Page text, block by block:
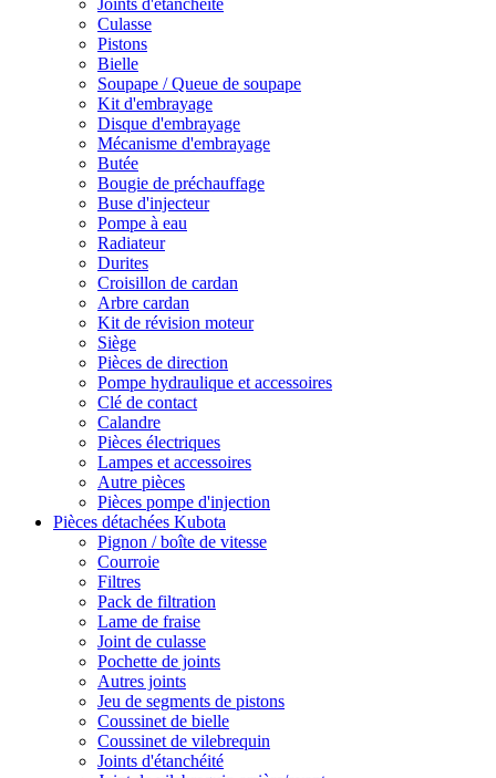
Joints d'étanchéité
Culasse
Pistons
Bielle
Soupape / Queue de soupape
Kit d'embrayage
Disque d'embrayage
Mécanisme d'embrayage
Butée
Bougie de préchauffage
Buse d'injecteur
Pompe à eau
Radiateur
Durites
Croisillon de cardan
Arbre cardan
Kit de révision moteur
Siège
Pièces de direction
Pompe hydraulique et accessoires
Clé de contact
Calandre
Pièces électriques
Lampes et accessoires
Autre pièces
Pièces pompe d'injection
Pièces détachées Kubota
Pignon / boîte de vitesse
Courroie
Filtres
Pack de filtration
Lame de fraise
Joint de culasse
Pochette de joints
Autres joints
Jeu de segments de pistons
Coussinet de bielle
Coussinet de vilebrequin
Joints d'étanchéité